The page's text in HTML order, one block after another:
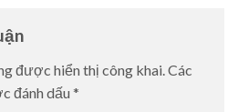
được hiển thị công khai. Các
đánh dấu *